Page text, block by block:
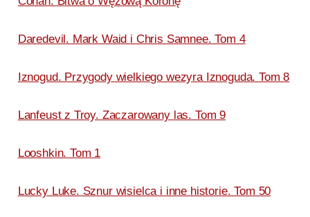
Daredevil. Mark Waid i Chris Samnee. Tom 4
Iznogud. Przygody wielkiego wezyra Iznoguda. Tom 8
Lanfeust z Troy. Zaczarowany las. Tom 9
Looshkin. Tom 1
Lucky Luke. Sznur wisielca i inne historie. Tom 50